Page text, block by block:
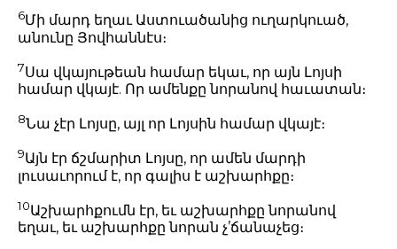
6Մի մարդ եղաւ Աստուածանից ուղարկուած,
անունը Յովհաննէս։
7Սա վկայութեան համար եկաւ, որ այն Լոյսի
համար վկայէ. Որ ամենքը նորանով հաւատան։
8Նա չէր Լոյսը, այլ որ Լոյսին համար վկայէ։
9Այն էր ճշմարիտ Լոյսը, որ ամեն մարդի
լուսաւորում է, որ գալիս է աշխարհքը։
10Աշխարհքումն էր, եւ աշխարհքը նորանով
եղաւ, եւ աշխարհքը նորան չ’ճանաչեց։